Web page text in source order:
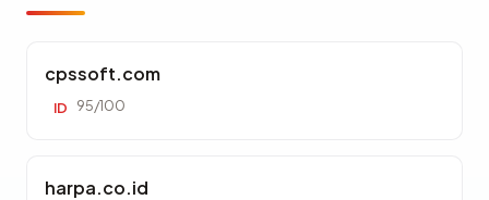
cpssoft.com
ID 95/100
harpa.co.id